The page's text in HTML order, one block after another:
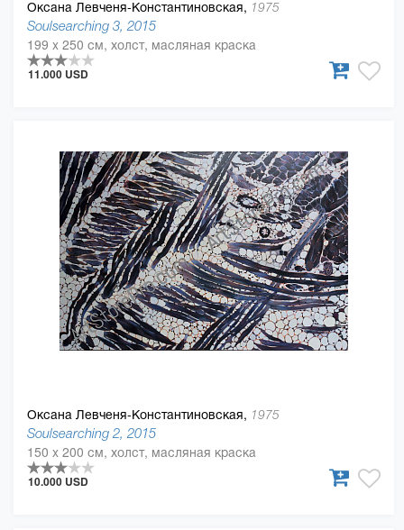
Оксана Левченя-Константиновская, 1975
Soulsearching 3, 2015
199 x 250 см, холст, масляная краска
11.000 USD
Оксана Левченя-Константиновская, 1975
Soulsearching 2, 2015
150 x 200 см, холст, масляная краска
10.000 USD